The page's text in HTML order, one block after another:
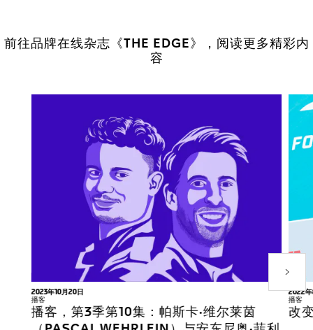
前往品牌在线杂志《THE EDGE》，阅读更多精彩内
容
下一个
2023年10月20日
播客
播客，第3季第10集：帕斯卡·维尔莱茵
2022年
播客
改